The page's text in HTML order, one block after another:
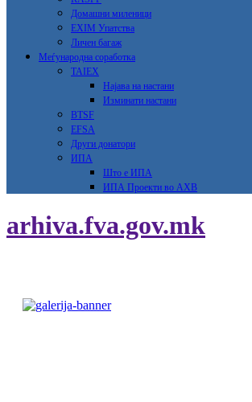
Домашни миленици
EXIM Упатства
Личен багаж
Меѓународна соработка
TAIEX
Најава на настани
Изминати настани
BTSF
EFSA
Други донатори
ИПА
Што е ИПА
ИПА Проекти во АХВ
arhiva.fva.gov.mk